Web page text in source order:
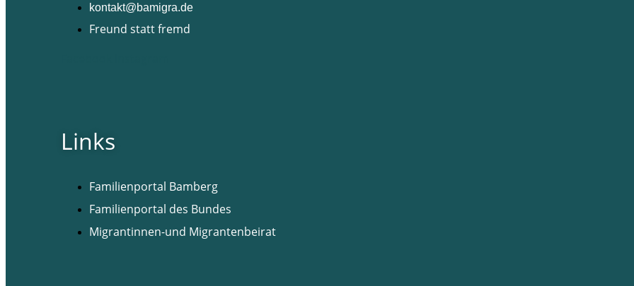
kontakt@bamigra.de
Freund statt fremd
Links
Familienportal Bamberg
Familienportal des Bundes
Migrantinnen-und Migrantenbeirat